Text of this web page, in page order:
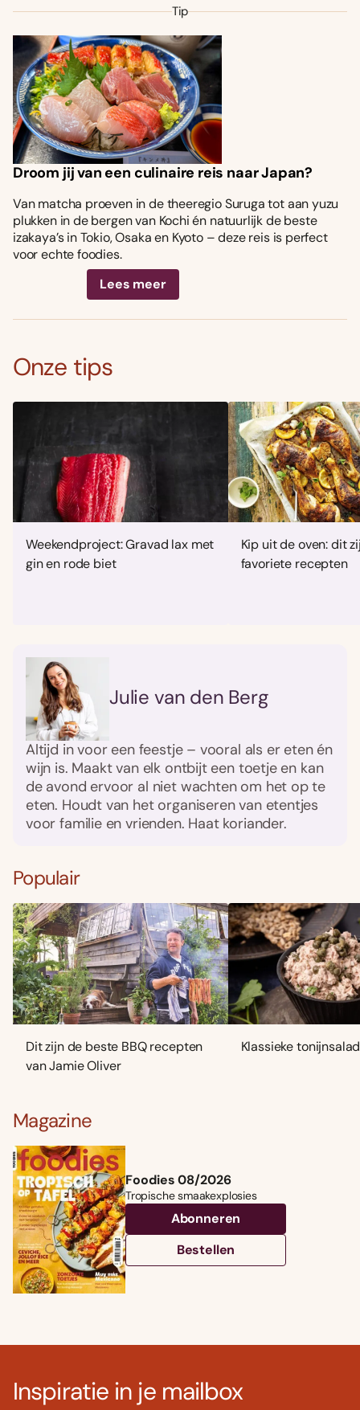
Tip
Droom jij van een culinaire reis naar Japan?
Van matcha proeven in de theeregio Suruga tot aan yuzu
plukken in de bergen van Kochi én natuurlijk de beste
izakaya’s in Tokio, Osaka en Kyoto – deze reis is perfect
voor echte foodies.
Lees meer
Onze tips
Weekendproject: Gravad lax met
gin en rode biet
Kip uit de oven: dit
favoriete recepten
Julie van den Berg
Altijd in voor een feestje – vooral als er eten én
wijn is. Maakt van elk ontbijt een toetje en kan
de avond ervoor al niet wachten om het op te
eten. Houdt van het organiseren van etentjes
voor familie en vrienden. Haat koriander.
Populair
Dit zijn de beste BBQ recepten
van Jamie Oliver
Klassieke
Magazine
Foodies 08/2026
Tropische smaakexplosies
Abonneren
Bestellen
Inspiratie in je mailbox